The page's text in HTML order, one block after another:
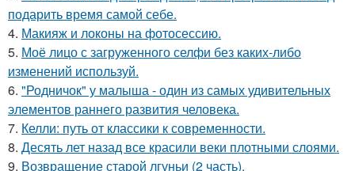
подарить время самой себе.
4. Макияж и локоны на фотосессию.
5. Моё лицо с загруженного селфи без каких-либо
изменений используй.
6. "Родничок" у малыша - один из самых удивительных
элементов раннего развития человека.
7. Келли: путь от классики к современности.
8. Десять лет назад все красили веки плотными слоями.
9. Возвращение старой лгуньи (2 часть).